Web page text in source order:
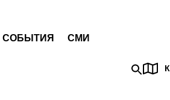
СОБЫТИЯ СМИ